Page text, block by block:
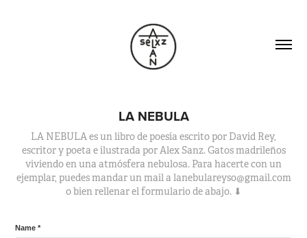
LA NEBULA
LA NEBULA es un libro de poesía escrito por David Rey,
escritor y poeta e ilustrada por Alex Sanz. Gatos madrileños
viviendo en una atmósfera nebulosa. Para hacerte con un
ejemplar, puedes mandar un mail a lanebulareyso@gmail.com
o bien rellenar el formulario de abajo. ⬇
Name *